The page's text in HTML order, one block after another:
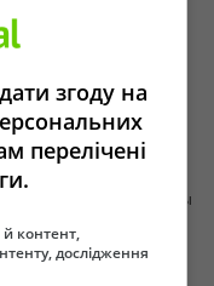
в
2018 08:24
слушателей на курсы
згоду на
перелічені
контент,
дослідження